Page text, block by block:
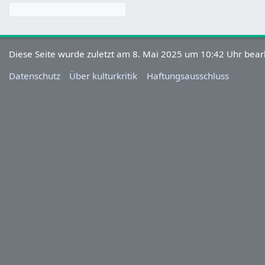
Diese Seite wurde zuletzt am 8. Mai 2025 um 10:42 Uhr
Datenschutz
Über kulturkritik Haftungsausschluss